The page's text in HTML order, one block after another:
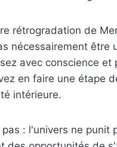
rétrogradation de
nécessairement être
avec conscience et
en faire une étape
intérieure.
: l'univers ne punit